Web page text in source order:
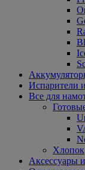
Испарители
Все для
Хлопок
Аксессуары